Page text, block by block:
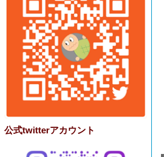
公式twitterアカウント